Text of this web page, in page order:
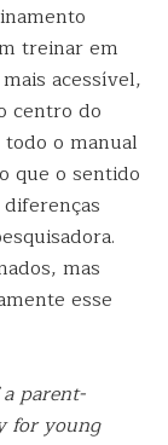
treinar em
acessível,
centro do
o manual
que o sentido
mas
esse
parent-
for young